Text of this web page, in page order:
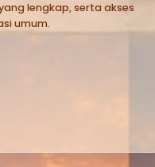
lengkap, serta akses
umum.